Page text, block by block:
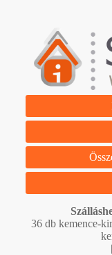
36 db kemence-